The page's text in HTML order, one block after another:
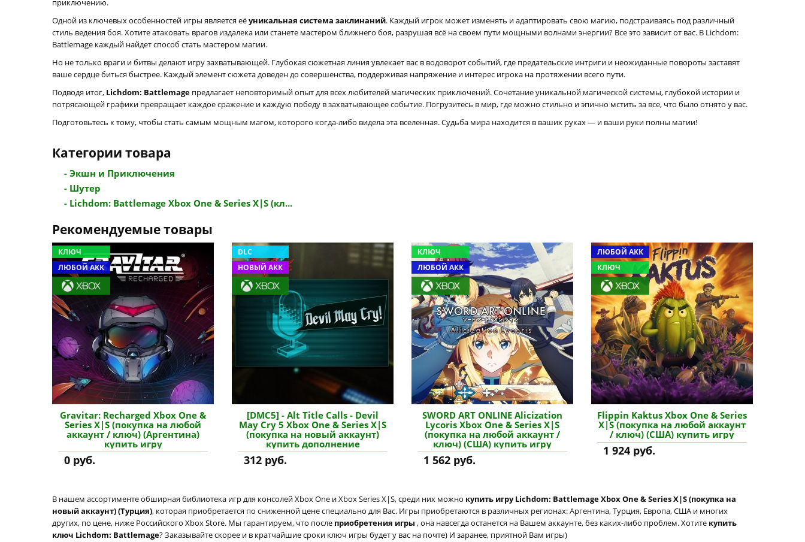
приключению.
Одной из ключевых особенностей игры является еёуникальная система заклинаний. Каждый игрок может изменять и адаптировать свою магию, подстраиваясь под различный
стиль ведения боя. Хотите атаковать врагов издалека или станете мастером ближнего боя, разрушая всё на своем пути мощными волнами энергии? Все это зависит от вас. В Lichdom:
Battlemage каждый найдет способ стать мастером магии.
Но не только враги и битвы делают игру захватывающей. Глубокая сюжетная линия увлекает вас в водоворот событий, где предательские интриги и неожиданные повороты заставят
ваше сердце биться быстрее. Каждый элемент сюжета доведен до совершенства, поддерживая напряжение и интерес игрока на протяжении всего пути.
Подводя итог, Lichdom: Battlemage предлагает неповторимый опыт для всех любителей магических приключений. Сочетание уникальной магической системы, глубокой истории и
потрясающей графики превращает каждое сражение и каждую победу в захватывающее событие. Погрузитесь в мир, где можно стильно и эпично мстить за все, что было отнято у вас.
Подготовьтесь к тому, чтобы стать самым мощным магом, которого когда-либо видела эта вселенная. Судьба мира находится в ваших руках — и ваши руки полны магии!
Категории товара
- Экшн и Приключения
- Шутер
- Lichdom: Battlemage Xbox One & Series X|S (кл...
Рекомендуемые товары
КЛЮЧ
ЛЮБОЙ АКК
Gravitar: Recharged Xbox One &
Series X|S (покупка на любой
аккаунт / ключ) (Аргентина)
купить игру
0 руб.
DLC
НОВЫЙ АКК
[DMC5] - Alt Title Calls - Devil
May Cry 5 Xbox One & Series X|S
(покупка на новый аккаунт)
купить дополнение
312 руб.
КЛЮЧ
ЛЮБОЙ АКК
SWORD ART ONLINE Alicization
Lycoris Xbox One & Series X|S
(покупка на любой аккаунт /
ключ) (США) купить игру
1 562 руб.
ЛЮБОЙ АКК
КЛЮЧ
Flippin Kaktus Xbox One & Series
X|S (покупка на любой аккаунт
/ ключ) (США) купить игру
1 924 руб.
В нашем ассортименте обширная библиотека игр для консолей Xbox One и Xbox Series X|S, среди них можно купить игру Lichdom: Battlemage Xbox One & Series X|S (покупка на
новый аккаунт) (Турция), которая приобретается по сниженной цене специально для Вас. Игры приобретаются в различных регионах: Аргентина, Турция, Европа, США и многих
других, по цене, ниже Российского Xbox Store. Мы гарантируем, что после приобретения игры , она навсегда останется на Вашем аккаунте, без каких-либо проблем. Хотите купить
ключ Lichdom: Battlemage? Заказывайте скорее и в кратчайшие сроки ключ игры будет у вас на почте) И заранее, приятной Вам игры)